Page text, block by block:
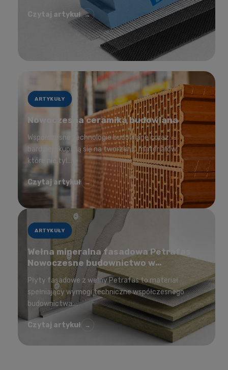
Czytaj artykuł →
ARTYKUŁY
Nowoczesna ceramika budowlana
Współczesne technologie budowlane coraz
bardziej skupiają się na tworzeniu materiałów,
które nie tyl...
Czytaj artykuł →
ARTYKUŁY
Wełna mineralna fasadowa Petrafas
Nowoczesne budownictwo w
korzystnej cenie
Płyty fasadowe z wełny Petrafas to materiał
spełniający wymogi techniczne współczesnego
budownictwa....
Czytaj artykuł →